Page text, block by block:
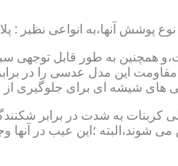
به طور قابل توجهی
این مدل عدسی را در
های شیشه ای برای
به شدت در برابر
؛این عیب در آنها